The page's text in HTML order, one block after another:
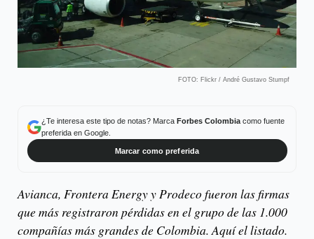
FOTO: Flickr / André Gustavo Stumpf
¿Te interesa este tipo de notas? Marca Forbes Colombiacomo fuente
preferida en Google.
Marcar como preferida
Avianca, Frontera Energy y Prodeco fueron las firmas
que más registraron pérdidas en el grupo de las 1.000
compañías más grandes de Colombia. Aquí el listado.